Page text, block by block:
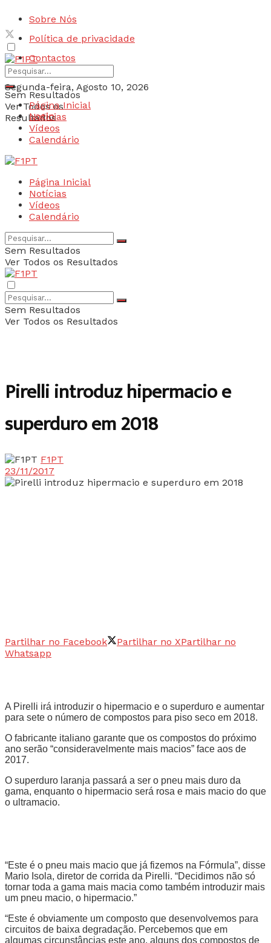
Sobre Nós
Política de privacidade
Contactos
Segunda-feira, Agosto 10, 2026
Login
Sem Resultados
Ver Todos os
Resultados
Página Inicial
Notícias
Vídeos
Calendário
Página Inicial
Notícias
Vídeos
Calendário
Sem Resultados
Ver Todos os Resultados
Sem Resultados
Ver Todos os Resultados
Pirelli introduz hipermacio e
superduro em 2018
F1PT
23/11/2017
Partilhar no Facebook Partilhar no XPartilhar no
Whatsapp
A Pirelli irá introduzir o hipermacio e o superduro e aumentar
para sete o número de compostos para piso seco em 2018.
O fabricante italiano garante que os compostos do próximo
ano serão “consideravelmente mais macios” face aos de
2017.
O superduro laranja passará a ser o pneu mais duro da
gama, enquanto o hipermacio será rosa e mais macio do que
o ultramacio.
“Este é o pneu mais macio que já fizemos na Fórmula”, disse
Mario Isola, diretor de corrida da Pirelli. “Decidimos não só
tornar toda a gama mais macia como também introduzir mais
um pneu macio, o hipermacio.”
“Este é obviamente um composto que desenvolvemos para
circuitos de baixa degradação. Percebemos que em
algumas circunstâncias este ano, alguns dos compostos de